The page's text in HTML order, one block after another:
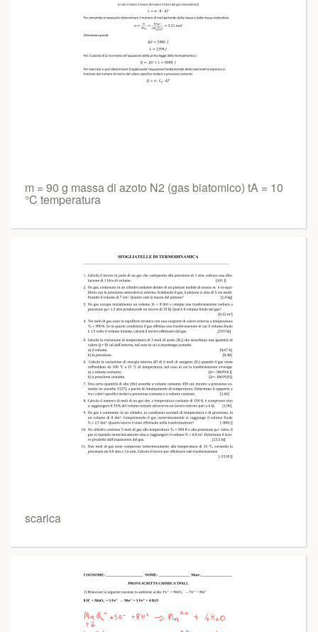
m = 90 g massa di azoto N2 (gas biatomico) tA = 10
°C temperatura
scarica